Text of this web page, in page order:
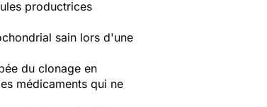
productrices
sain lors d'une
du clonage en
médicaments qui ne